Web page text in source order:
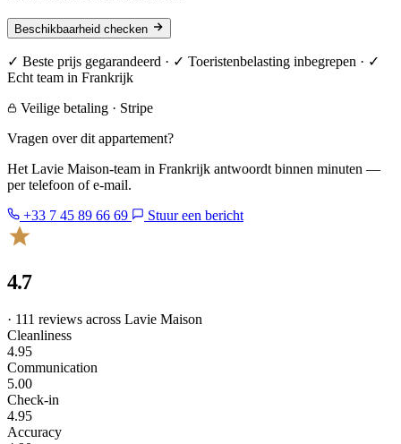
Beschikbaarheid checken
✓ Beste prijs gegarandeerd · ✓ Toeristenbelasting inbegrepen · ✓
Echt team in Frankrijk
Veilige betaling · Stripe
Vragen over dit appartement?
Het Lavie Maison-team in Frankrijk antwoordt binnen minuten —
per telefoon of e-mail.
+33 7 45 89 66 69
Stuur een bericht
4.7
· 111 reviews across Lavie Maison
Cleanliness
4.95
Communication
5.00
Check-in
4.95
Accuracy